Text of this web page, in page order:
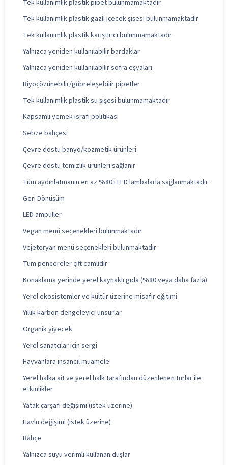
Tek kullanımlık plastik pipet bulunmamaktadır
Tek kullanımlık plastik gazlı içecek şişesi bulunmamaktadır
Tek kullanımlık plastik karıştırıcı bulunmamaktadır
Yalnızca yeniden kullanılabilir bardaklar
Yalnızca yeniden kullanılabilir sofra eşyaları
Biyoçözünebilir/gübreleşebilir pipetler
Tek kullanımlık plastik su şişesi bulunmamaktadır
Kapsamlı yemek israfı politikası
Sebze bahçesi
Çevre dostu banyo/kozmetik ürünleri
Çevre dostu temizlik ürünleri sağlanır
Tüm aydınlatmanın en az %80'i LED lambalarla sağlanmaktadır
Geri Dönüşüm
LED ampuller
Vegan menü seçenekleri bulunmaktadır
Vejeteryan menü seçenekleri bulunmaktadır
Tüm pencereler çift camlıdır
Konaklama yerinde yerel kaynaklı gıda (%80 veya daha fazla)
Yerel ekosistemler ve kültür üzerine misafir eğitimi
Yıllık karbon dengeleyici unsurlar
Organik yiyecek
Yerel sanatçılar için sergi
Hayvanlara insancıl muamele
Yerel halka ait ve yerel halk tarafından düzenlenen turlar ile
etkinlikler
Yatak çarşafı değişimi (istek üzerine)
Havlu değişimi (istek üzerine)
Bahçe
Yalnızca suyu verimli kullanan duşlar